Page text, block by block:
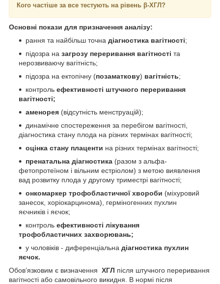
Кого частіше за все тестують на рівень β-ХГЛ?
Основні покази для призначення аналізу:
рання та найбільш точна діагностика вагітності;
підозра на загрозу переривання вагітності та
нерозвиваючу вагітність;
підозра на ектопічну (позаматкову) вагітність;
контроль ефективності штучного переривання
вагітності;
аменорея (відсутність менструацій);
динамічне спостереження за перебігом вагітності,
діагностика стану плода на різних термінах вагітності;
оцінка стану плаценти на різних термінах вагітності;
пренатальна діагностика (разом з альфа-
фетопротеїном і вільним естріолом) з метою виявлення
вад розвитку плода у другому триместрі вагітності;
онкомаркер трофобластичної хвороби (міхуровий
занесок, хоріокарцинома), герміногенних пухлин
яєчників і яєчок;
контроль ефективності лікування
трофобластичних захворювань;
у чоловіків - диференціальна діагностика пухлин
яєчок.
Обов’язковим є визначення ХГЛ після штучного переривання
вагітності або самовільного викидня. В нормі після